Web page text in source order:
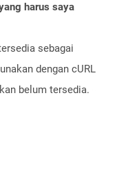
harus saya
sebagai
dengan cURL
belum tersedia.